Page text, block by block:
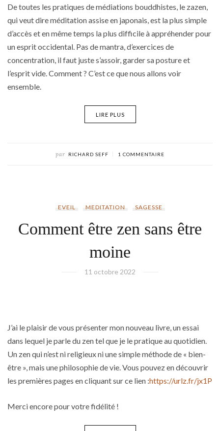
De toutes les pratiques de médiations bouddhistes, le zazen,
qui veut dire méditation assise en japonais, est la plus simple
d’accès et en même temps la plus difficile à appréhender pour
un esprit occidental. Pas de mantra, d’exercices de
concentration, il faut juste s’assoir, garder sa posture et
l’esprit vide. Comment ? C’est ce que nous allons voir
ensemble.
LIRE PLUS
par RICHARD SEFF 1 COMMENTAIRE
EVEIL MEDITATION SAGESSE
Comment être zen sans être
moine
11 octobre 2022
J’ai le plaisir de vous présenter mon nouveau livre, un essai
dans lequel je parle du zen tel que je le pratique au quotidien.
Un zen qui n’est ni religieux ni une simple méthode de « bien-
être », mais une philosophie de vie. Vous pouvez en découvrir
les premières pages en cliquant sur ce lien :https://urlz.fr/jx1P
Merci encore pour votre fidélité !